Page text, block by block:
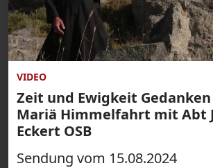
VIDEO
Zeit und Ewigkeit
Mariä Himmelfahrt mit Abt
Eckert OSB
Sendung vom 15.08.2024